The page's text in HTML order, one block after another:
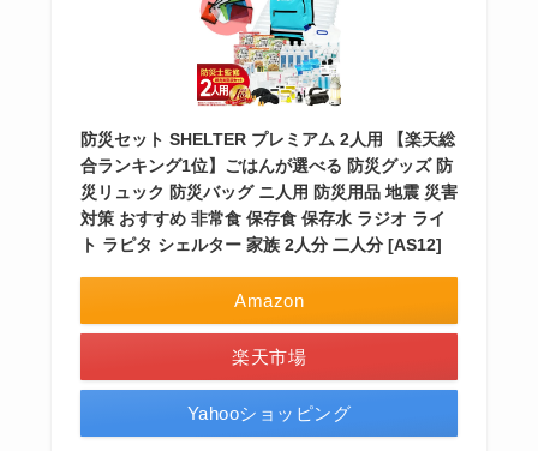
防災セット SHELTER プレミアム 2人用 【楽天総
合ランキング1位】ごはんが選べる 防災グッズ 防
災リュック 防災バッグ ニ人用 防災用品 地震 災害
対策 おすすめ 非常食 保存食 保存水 ラジオ ライ
ト ラピタ シェルター 家族 2人分 二人分 [AS12]
Amazon
楽天市場
Yahooショッピング